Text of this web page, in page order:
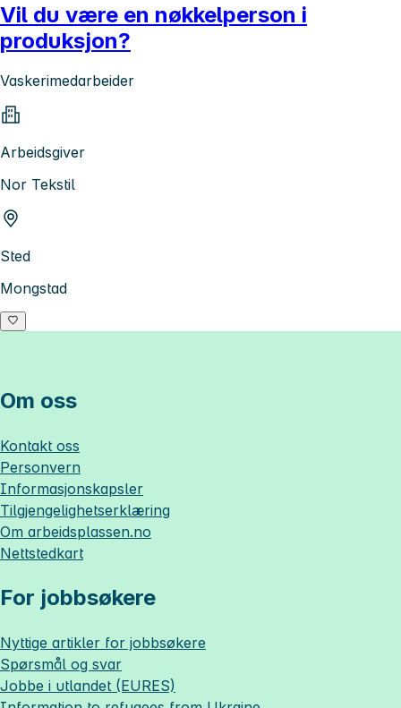
Vil du være en nøkkelperson i
produksjon?
Vaskerimedarbeider
Arbeidsgiver
Nor Tekstil
Sted
Mongstad
Om oss
Kontakt oss
Personvern
Informasjonskapsler
Tilgjengelighetserklæring
Om arbeidsplassen.no
Nettstedkart
For jobbsøkere
Nyttige artikler for jobbsøkere
Spørsmål og svar
Jobbe i utlandet (EURES)